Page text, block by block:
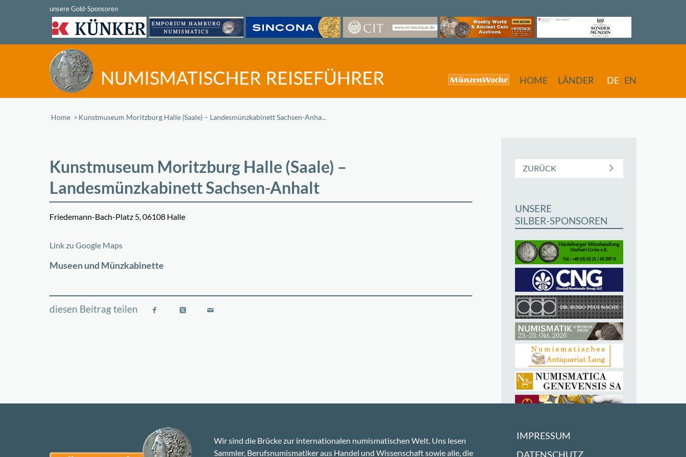
HOME LÄNDER DE EN
Home /Kunstmuseum Moritzburg Halle (Saale) – Landesmünzkabinett Sachsen-Anha...
Kunstmuseum Moritzburg Halle (Saale) –
Landesmünzkabinett Sachsen-Anhalt
Friedemann-Bach-Platz 5, 06108 Halle
+
Link zu Google Maps
Museen und Münzkabinette
ZURÜCK
UNSERE
SILBER-SPONSOREN
Wir sind die Brücke zur internationalen numismatischen Welt. Uns lesen
Sammler, Berufsnumismatiker aus Handel und Wissenschaft sowie alle, die
IMPRESSUM
DATENSCHUTZ